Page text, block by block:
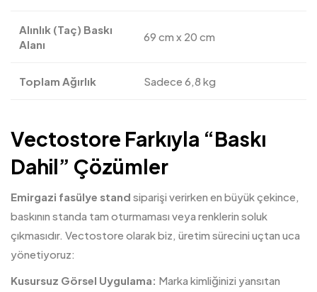
Alınlık (Taç) Baskı
Alanı
69 cm x 20 cm
Toplam Ağırlık Sadece 6,8 kg
Vectostore Farkıyla “Baskı
Dahil” Çözümler
Emirgazi fasülye stand siparişi verirken en büyük çekince,
baskının standa tam oturmaması veya renklerin soluk
çıkmasıdır. Vectostore olarak biz, üretim sürecini uçtan uca
yönetiyoruz:
Kusursuz Görsel Uygulama: Marka kimliğinizi yansıtan